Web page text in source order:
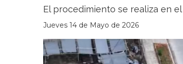
El procedimiento se realiza en
Jueves 14 de Mayo de 2026